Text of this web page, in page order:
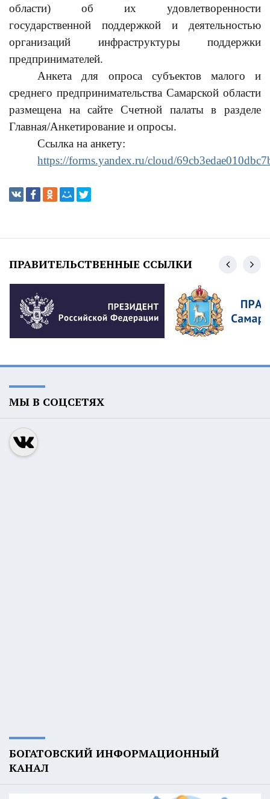
области) об их удовлетворенности
государственной поддержкой и деятельностью
организаций инфраструктуры поддержки
предпринимателей.
Анкета для опроса субъектов малого и
среднего предпринимательства Самарской области
размещена на сайте Счетной палаты в разделе
Главная/Анкетирование и опросы.
Ссылка на анкету:
https://forms.yandex.ru/cloud/
ПРАВИТЕЛЬСТВЕННЫЕ ССЫЛКИ
МЫ В СОЦСЕТЯХ
БОГАТОВСКИЙ ИНФОРМАЦИОННЫЙ
КАНАЛ